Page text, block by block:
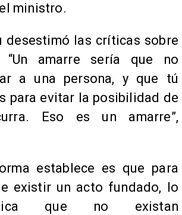
ministro.
desestimó las críticas sobre
“Un amarre sería que no
a una persona, y que tú
para evitar la posibilidad de
Eso es un amarre”,
establece es que para
existir un acto fundado, lo
que no existan